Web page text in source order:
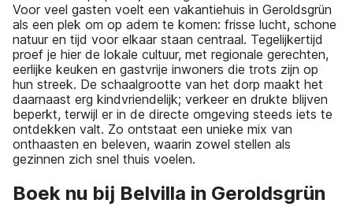
Voor veel gasten voelt een vakantiehuis in Geroldsgrün
als een plek om op adem te komen: frisse lucht, schone
natuur en tijd voor elkaar staan centraal. Tegelijkertijd
proef je hier de lokale cultuur, met regionale gerechten,
eerlijke keuken en gastvrije inwoners die trots zijn op
hun streek. De schaalgrootte van het dorp maakt het
daarnaast erg kindvriendelijk; verkeer en drukte blijven
beperkt, terwijl er in de directe omgeving steeds iets te
ontdekken valt. Zo ontstaat een unieke mix van
onthaasten en beleven, waarin zowel stellen als
gezinnen zich snel thuis voelen.
Boek nu bij Belvilla in Geroldsgrün